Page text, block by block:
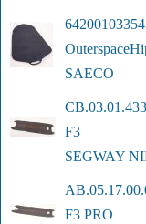
Outerspace
SAECO
F3
SEGWAY
F3 PRO